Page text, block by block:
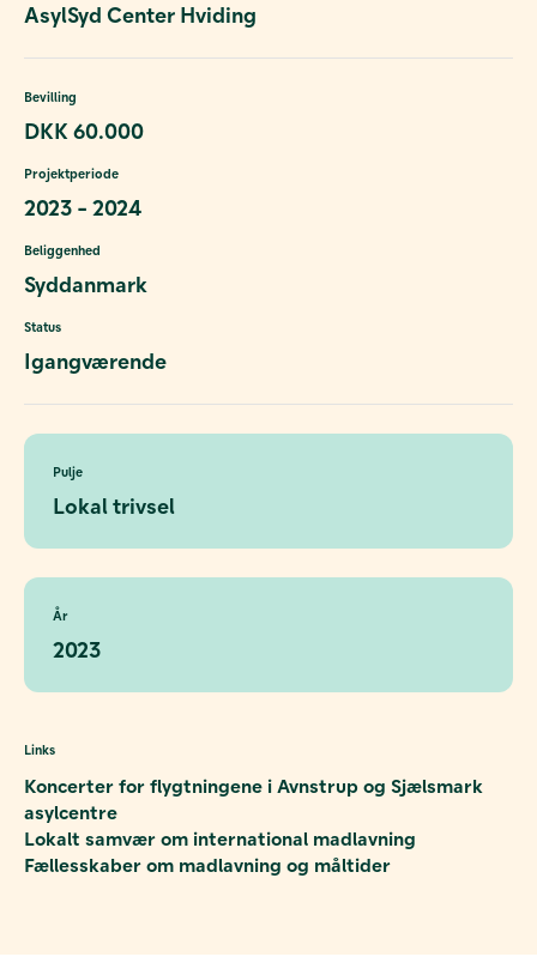
AsylSyd Center Hviding
Bevilling
DKK 60.000
Projektperiode
2023 - 2024
Beliggenhed
Syddanmark
Status
Igangværende
Pulje
Lokal trivsel
År
2023
Links
Koncerter for flygtningene i Avnstrup og Sjælsmark
asylcentre
Lokalt samvær om international madlavning
Fællesskaber om madlavning og måltider